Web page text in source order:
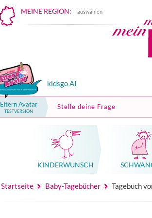
MEINE REGION: auswählen
kidsgo AI
Eltern Avatar
TESTVERSION
Stelle deine Frage
KINDER­WUNSCH
Startseite Baby-Tagebücher Tagebuch